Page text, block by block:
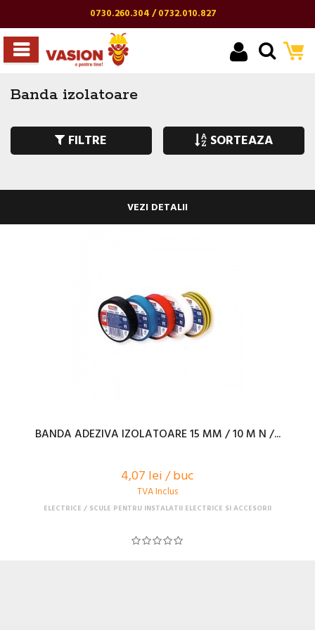
0730.260.304 / 0732.010.827
Banda izolatoare
FILTRE SORTEAZA
VEZI DETALII
BANDA ADEZIVA IZOLATOARE 15 MM / 10 M N /...
4,07 lei / buc
TVA Inclus
ELECTRICE SCULE PENTRU INSTALATII ELECTRICE SI ACCESORII